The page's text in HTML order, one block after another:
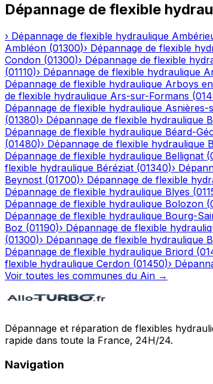
Dépannage de flexible
› Dépannage de flexible hydraulique
Ambléon (01300)› Dépannage de flexible
Condon (01300)› Dépannage de flexible
(01110)› Dépannage de flexible hydraulique
Dépannage de flexible hydraulique Arboys
de flexible hydraulique Ars-sur-Formans (
Dépannage de flexible hydraulique Asnières-
(01380)› Dépannage de flexible hydraulique
Dépannage de flexible hydraulique Béard-
(01480)› Dépannage de flexible hydraulique
Dépannage de flexible hydraulique Bellignat (
flexible hydraulique Béréziat (01340)›
Beynost (01700)› Dépannage de flexible
Dépannage de flexible hydraulique Blyes (
Dépannage de flexible hydraulique Bolozon (
Dépannage de flexible hydraulique Bourg-
Boz (01190)› Dépannage de flexible
(01300)› Dépannage de flexible hydraulique
Dépannage de flexible hydraulique Briord (
flexible hydraulique Cerdon (01450)›
Voir toutes les communes du Ain →
Dépannage et réparation de flexibles
rapide dans toute la France, 24H/24.
Navigation